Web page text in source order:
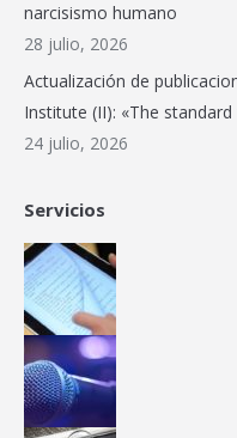
narcisismo humano
28 julio, 2026
Actualización de
Institute (II): «The
24 julio, 2026
Servicios